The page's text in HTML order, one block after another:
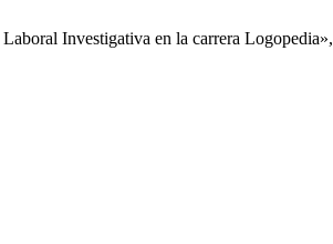
Investigativa en la carrera Logopedia»,